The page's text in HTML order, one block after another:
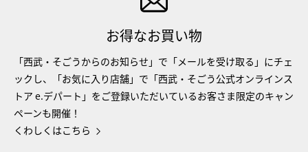
お得なお買い物
「西武・そごうからのお知らせ」で「メールを受け取る」にチェ
ックし、「お気に入り店舗」で「西武・そごう公式オンラインス
トア e.デパート」をご登録いただいているお客さま限定のキャン
ペーンも開催！
くわしくはこちら